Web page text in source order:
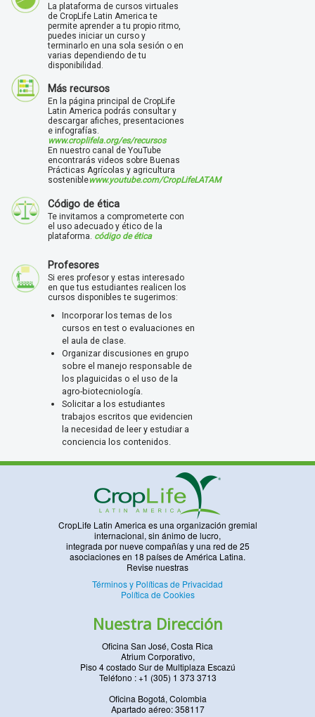
La plataforma de cursos virtuales
de CropLife Latin America te
permite aprender a tu propio ritmo,
puedes iniciar un curso y
terminarlo en una sola sesión o en
varias dependiendo de tu
disponibilidad.
Más recursos
En la página principal de CropLife
Latin America podrás consultar y
descargar afiches, presentaciones
e infografías.
www.croplifela.org/es/recursos
En nuestro canal de YouTube
encontrarás videos sobre Buenas
Prácticas Agrícolas y agricultura
sosteniblewww.youtube.com/CropLifeLATAM
Código de ética
Te invitamos a comprometerte con
el uso adecuado y ético de la
plataforma. código de ética
Profesores
Si eres profesor y estas interesado
en que tus estudiantes realicen los
cursos disponibles te sugerimos:
Incorporar los temas de los
cursos en test o evaluaciones en
el aula de clase.
Organizar discusiones en grupo
sobre el manejo responsable de
los plaguicidas o el uso de la
agro-biotecniología.
Solicitar a los estudiantes
trabajos escritos que evidencien
la necesidad de leer y estudiar a
conciencia los contenidos.
CropLife Latin America es una organización gremial
internacional, sin ánimo de lucro,
integrada por nueve compañías y una red de 25
asociaciones en 18 países de América Latina.
Revise nuestras
Términos y Políticas de Privacidad
Política de Cookies
Nuestra Dirección
Oficina San José, Costa Rica
Atrium Corporativo,
Piso 4 costado Sur de Multiplaza Escazú
Teléfono : +1 (305) 1 373 3713
Oficina Bogotá, Colombia
Apartado aéreo: 358117